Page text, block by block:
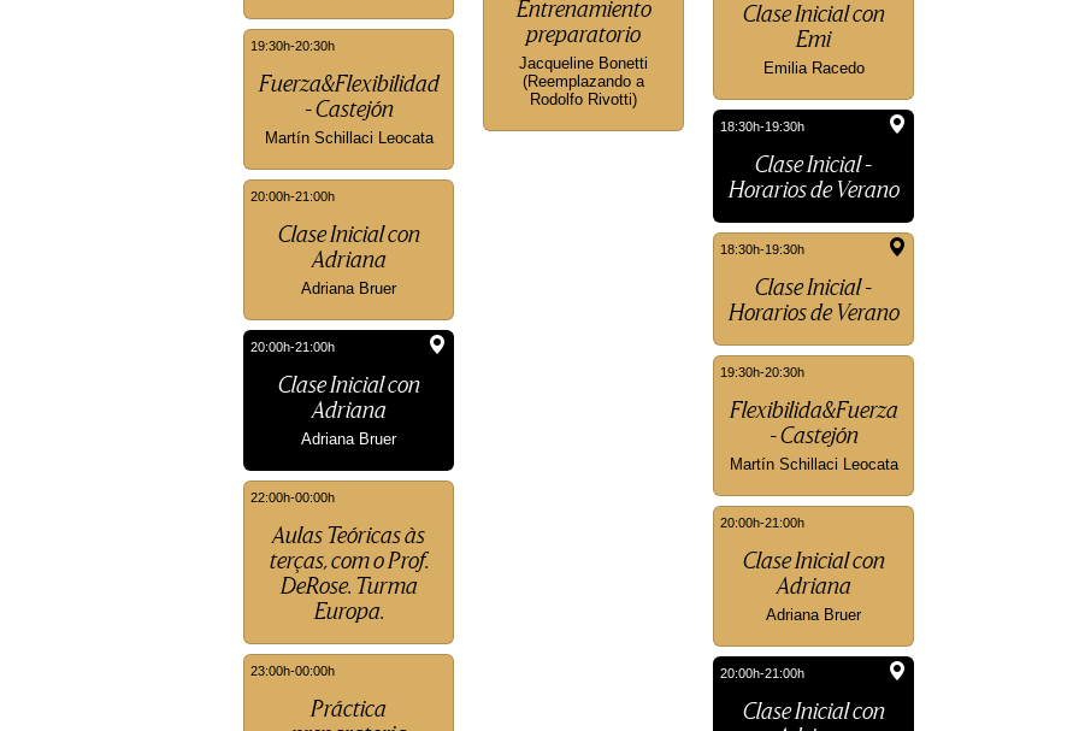
19:30h-20:30h
Fuerza&Flexibilidad
- Castejón
Martín Schillaci Leocata
20:00h-21:00h
Clase Inicial con
Adriana
Adriana Bruer
20:00h-21:00h
Clase Inicial con
Adriana
Adriana Bruer
22:00h-00:00h
Aulas Teóricas às
terças, com o Prof.
DeRose. Turma
Europa.
23:00h-00:00h
Práctica
Entrenamiento
preparatorio
Jacqueline Bonetti
(Reemplazando a
Rodolfo Rivotti)
Clase Inicial con
Emi
Emilia Racedo
18:30h-19:30h
Clase Inicial -
Horarios de Verano
18:30h-19:30h
Clase Inicial -
Horarios de Verano
19:30h-20:30h
Flexibilida&Fuerza
- Castejón
Martín Schillaci Leocata
20:00h-21:00h
Clase Inicial con
Adriana
Adriana Bruer
20:00h-21:00h
Clase Inicial con